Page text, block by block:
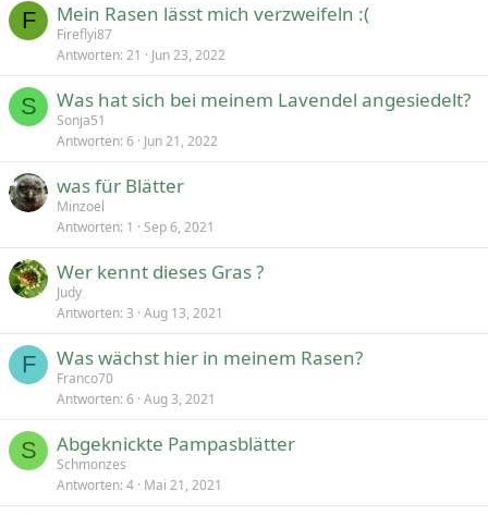
F Mein Rasen lässt mich verzweifeln :(
Fireflyi87
Antworten 21 Jun 23, 2022
S Was hat sich bei meinem Lavendel angesiedelt?
Sonja51
Antworten 6 Jun 21, 2022
was für Blätter
Minzoel
Antworten 1 Sep 6, 2021
Wer kennt dieses Gras ?
Judy
Antworten 3 Aug 13, 2021
F Was wächst hier in meinem Rasen?
Franco70
Antworten 6 Aug 3, 2021
S Abgeknickte Pampasblätter
Schmonzes
Antworten 4 Mai 21, 2021